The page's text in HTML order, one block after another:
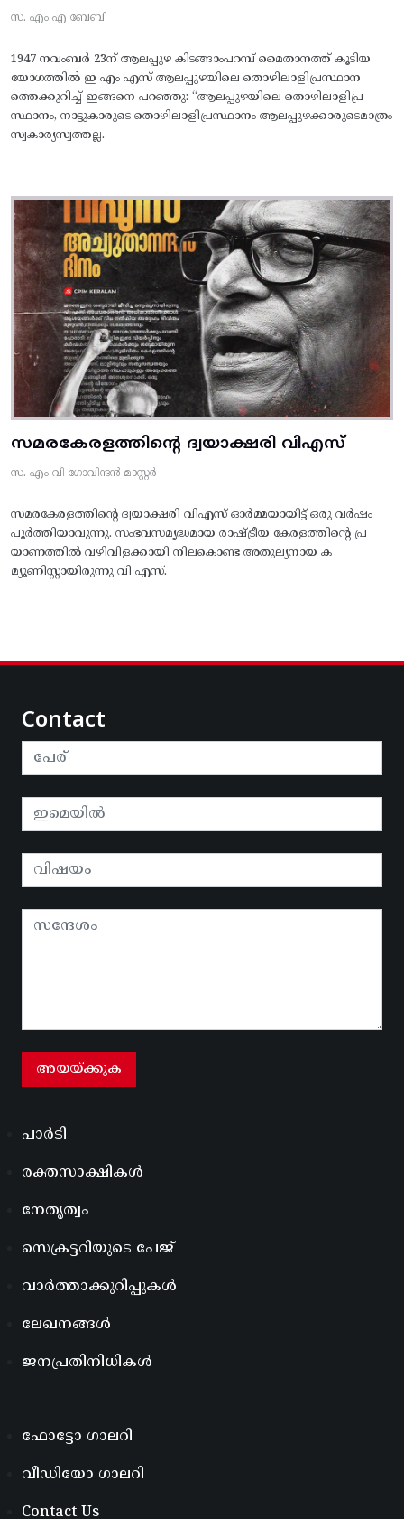
സ. എം എ ബേബി
1947 നവംബർ 23ന് ആലപ്പുഴ കിടങ്ങാംപറമ്പ്‌ മൈതാനത്ത്‌ കൂടിയ
യോഗത്തിൽ ഇ എം എസ് ആലപ്പുഴയിലെ തൊഴിലാളിപ്രസ്ഥാന
ത്തെക്കുറിച്ച് ഇങ്ങനെ പറഞ്ഞു: “ആലപ്പുഴയിലെ തൊഴിലാളിപ്ര
സ്ഥാനം, നാട്ടുകാരുടെ തൊഴിലാളിപ്രസ്ഥാനം ആലപ്പുഴക്കാരുടെമാത്രം
സ്വകാര്യസ്വത്തല്ല.
സമരകേരളത്തിൻ്റെ ദ്വയാക്ഷരി വിഎസ്
സ. എം വി ഗോവിന്ദൻ മാസ്റ്റർ
സമരകേരളത്തിൻ്റെ ദ്വയാക്ഷരി വിഎസ് ഓർമ്മയായിട്ട് ഒരു വർഷം
പൂർത്തിയാവുന്നു. സംഭവസമൃദ്ധമായ രാഷ്ട്രീയ കേരളത്തിന്റെ പ്ര
യാണത്തിൽ വഴിവിളക്കായി നിലകൊണ്ട അതുല്യനായ ക
മ്യൂണിസ്റ്റായിരുന്നു വി എസ്.
Contact
പാർടി
രക്തസാക്ഷികൾ
നേതൃത്വം
സെക്രട്ടറിയുടെ പേജ്
വാർത്താക്കുറിപ്പുകൾ
ലേഖനങ്ങൾ
ജനപ്രതിനിധികൾ
ഫോട്ടോ ഗാലറി
വീഡിയോ ഗാലറി
Contact Us